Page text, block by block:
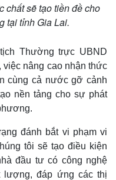
chất sẽ tạo tiền đề cho
tại tỉnh Gia Lai.
Thường trực UBND
nâng cao nhận thức
cùng cả nước gỡ cảnh
nền tảng cho sự phát
đánh bắt vi phạm vi
tôi sẽ tạo điều kiện
đầu tư có công nghệ
lượng, đáp ứng các thị